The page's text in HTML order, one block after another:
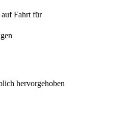
auf Fahrt für
hervorgehoben